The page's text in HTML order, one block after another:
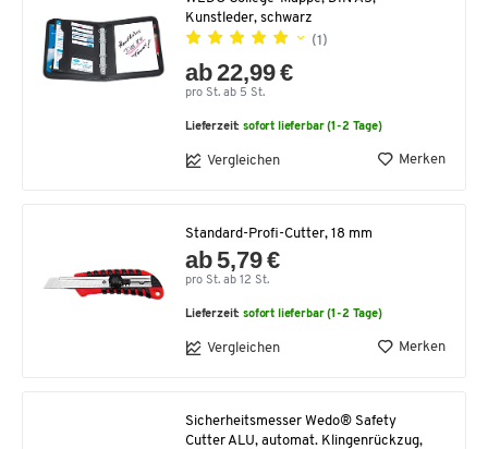
Kunstleder, schwarz
(1)
ab 22,99 €
pro St. ab 5 St.
Lieferzeit:sofort lieferbar (1-2 Tage)
Vergleichen Merken
Standard-Profi-Cutter, 18 mm
ab 5,79 €
pro St. ab 12 St.
Lieferzeit:sofort lieferbar (1-2 Tage)
Vergleichen Merken
Sicherheitsmesser Wedo® Safety
Cutter ALU, automat. Klingenrückzug,